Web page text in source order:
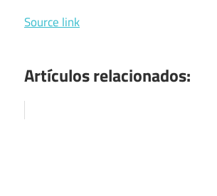
Source link
Artículos relacionados: